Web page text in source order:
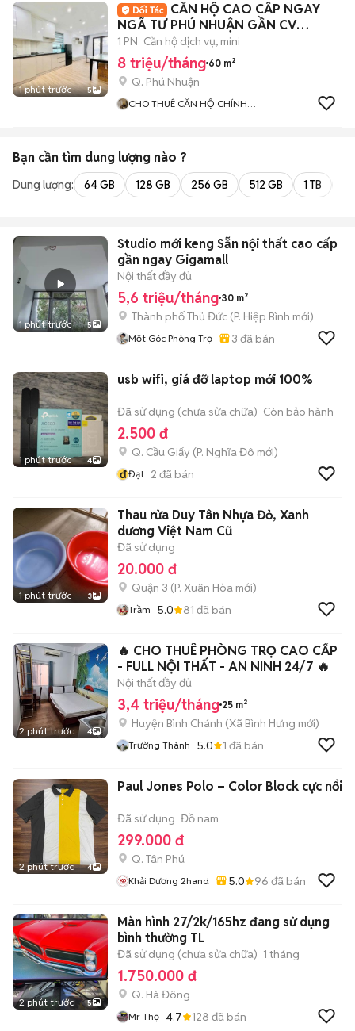
1 phút trước 5
CĂN HỘ CAO CẤP NGAY
NGÃ TƯ PHÚ NHUẬN GẦN CV
HOÀNG VĂN THỤ
1 PN Căn hộ dịch vụ, mini
8 triệu/tháng 60 m²
Q. Phú Nhuận
CHO THUÊ CĂN HỘ CHÍNH
Bạn cần tìm dung lượng nào ?
Dung lượng: 64 GB 128 GB 256 GB 512 GB 1 TB
1 phút trước 5
Studio mới keng Sẵn nội thất cao cấp
gần ngay Gigamall
Nội thất đầy đủ
5,6 triệu/tháng 30 m²
Thành phố Thủ Đức (P. Hiệp Bình mới)
Một Góc Phòng Trọ 3 đã bán
1 phút trước 4
usb wifi, giá đỡ laptop mới 100%
Đã sử dụng (chưa sửa chữa) Còn bảo hành
2.500 đ
Q. Cầu Giấy (P. Nghĩa Đô mới)
đĐạt 2 đã bán
1 phút trước 3
Thau rửa Duy Tân Nhựa Đỏ, Xanh
dương Việt Nam Cũ
Đã sử dụng
20.000 đ
Quận 3 (P. Xuân Hòa mới)
Trầm 5.0 81 đã bán
2 phút trước 4
🔥 CHO THUÊ PHÒNG TRỌ CAO CẤP
- FULL NỘI THẤT - AN NINH 24/7 🔥
Nội thất đầy đủ
3,4 triệu/tháng 25 m²
Huyện Bình Chánh (Xã Bình Hưng mới)
Trường Thành 5.0 1 đã bán
2 phút trước 4
Paul Jones Polo – Color Block cực nổi
Đã sử dụng Đồ nam
299.000 đ
Q. Tân Phú
Khải Dương 2hand 5.0 96 đã bán
2 phút trước 5
Màn hình 27/2k/165hz đang sử dụng
bình thường TL
Đã sử dụng (chưa sửa chữa) 1 tháng
1.750.000 đ
Q. Hà Đông
Mr Thọ 4.7 128 đã bán